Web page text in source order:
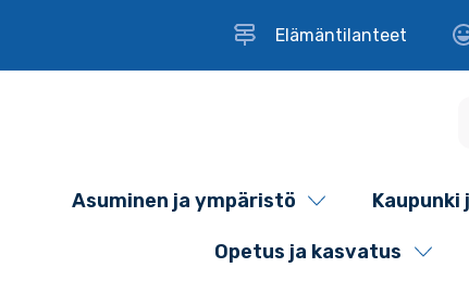
Elämäntilanteet
Asuminen ja ympäristö Kaupunki
Opetus ja kasvatus